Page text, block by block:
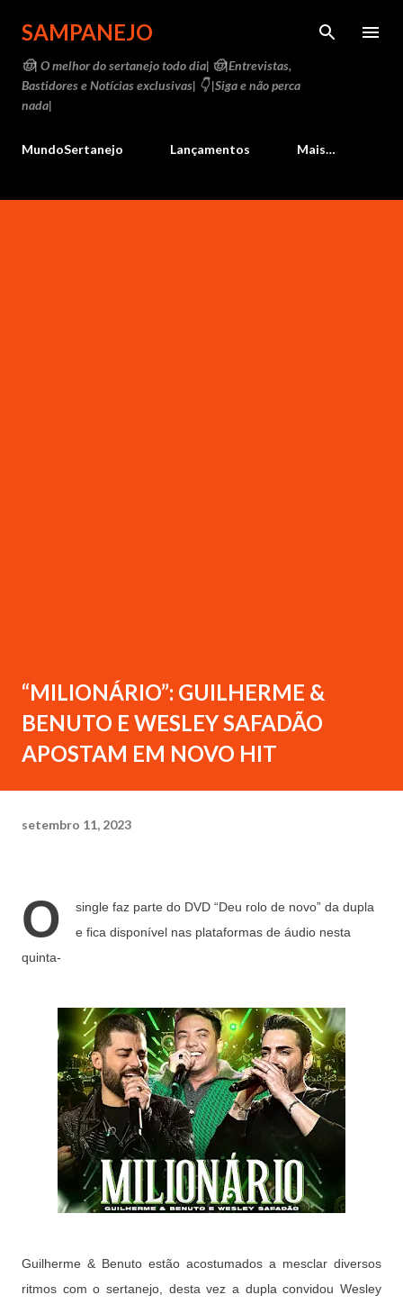
Pular para o conteúdo principal
SAMPANEJO
🤠| O melhor do sertanejo todo dia| 🤠|Entrevistas,
Bastidores e Notícias exclusivas| 👇 |Siga e não perca
nada|
MundoSertanejo Lançamentos Mais…
“MILIONÁRIO”: GUILHERME &
BENUTO E WESLEY SAFADÃO
APOSTAM EM NOVO HIT
setembro 11, 2023
O
single faz parte do DVD “Deu rolo de novo” da dupla
e fica disponível nas plataformas de áudio nesta
quinta-
Guilherme & Benuto estão acostumados a mesclar diversos
ritmos com o sertanejo, desta vez a dupla convidou Wesley